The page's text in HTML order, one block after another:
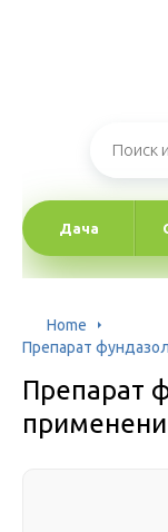
Дача
Home
Препарат
Препарат